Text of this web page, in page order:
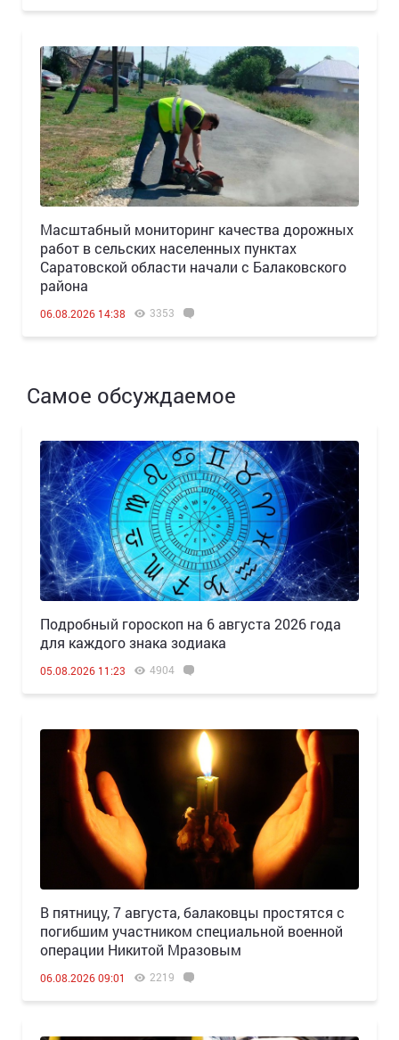
Масштабный мониторинг качества дорожных
работ в сельских населенных пунктах
Саратовской области начали с Балаковского
района
06.08.2026 14:38 3353
Самое обсуждаемое
Подробный гороскоп на 6 августа 2026 года
для каждого знака зодиака
05.08.2026 11:23 4904
В пятницу, 7 августа, балаковцы простятся с
погибшим участником специальной военной
операции Никитой Мразовым
06.08.2026 09:01 2219